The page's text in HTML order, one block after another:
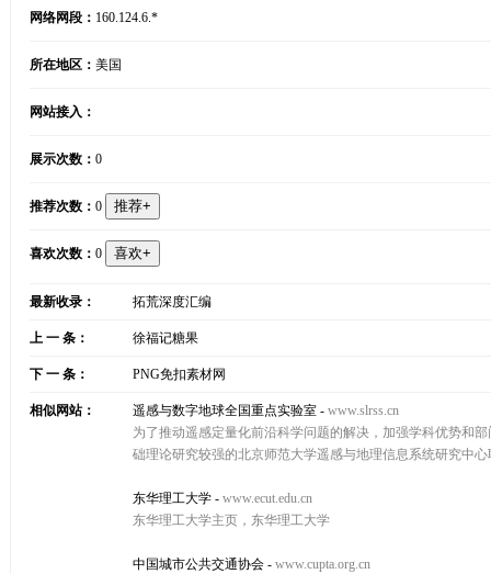
网络网段： 160.124.6.*
所在地区： 美国
网站接入：
展示次数： 0
推荐次数： 0
喜欢次数： 0
最新收录： 拓荒深度汇编
上 一 条： 徐福记糖果
下 一 条： PNG免扣素材网
相似网站： 遥感与数字地球全国重点实验室 - www.slrss.cn
为了推动遥感定量化前沿科学问题的解决，加强学科优势和
础理论研究较强的北京师范大学遥感与地理信息系统研究中
东华理工大学 - www.ecut.edu.cn
东华理工大学主页，东华理工大学
中国城市公共交通协会 - www.cupta.org.cn